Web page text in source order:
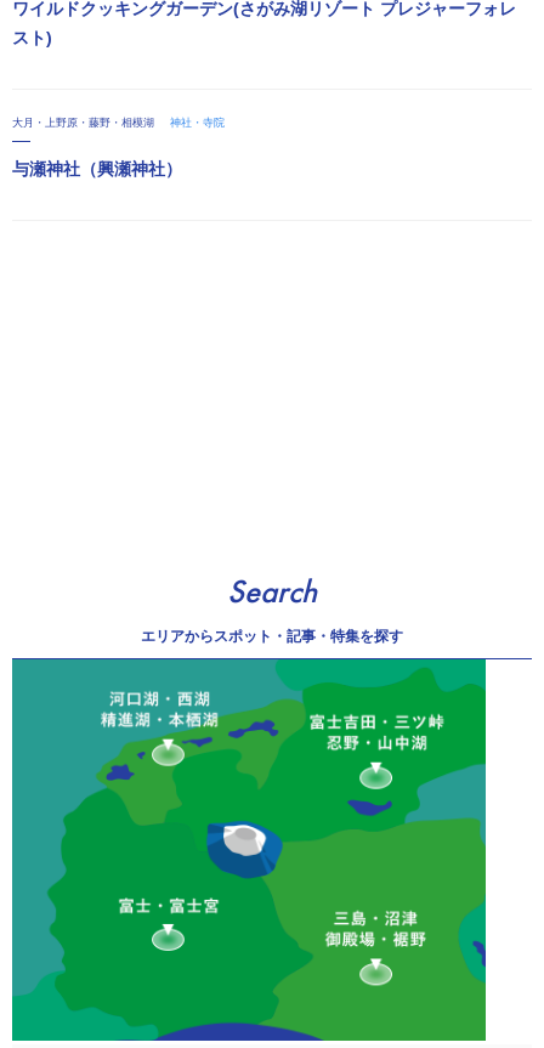
ワイルドクッキングガーデン(さがみ湖リゾート プレジャーフォレ
スト)
大月・上野原・藤野・相模湖 神社・寺院
与瀬神社（興瀬神社）
Search
エリアから スポット・記事・特集を探す